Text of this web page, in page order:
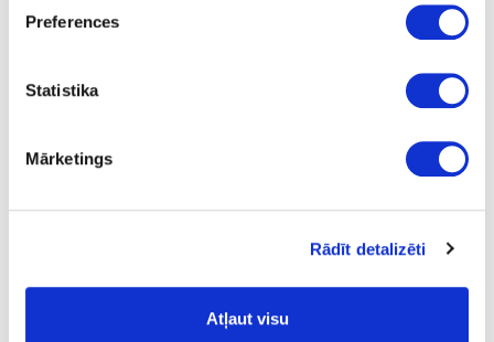
Preferences
Statistika
Mārketings
Rādīt detalizēti
Atļaut visu